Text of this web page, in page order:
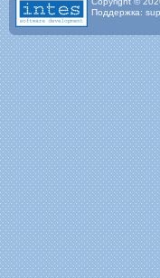
Поддержка: